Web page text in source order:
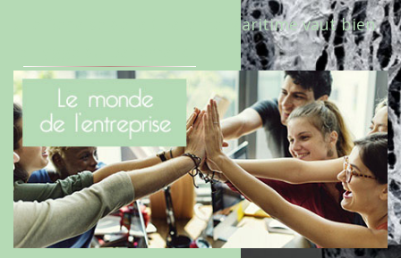
Le Benaise de la Charente-Maritime vaut bien